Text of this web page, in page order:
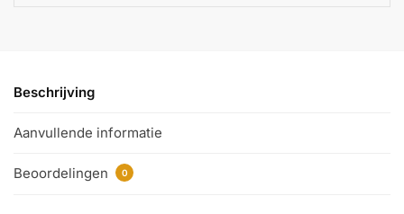
Beschrijving
Aanvullende informatie
Beoordelingen 0